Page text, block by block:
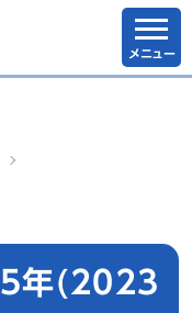
メニュー
年(2023